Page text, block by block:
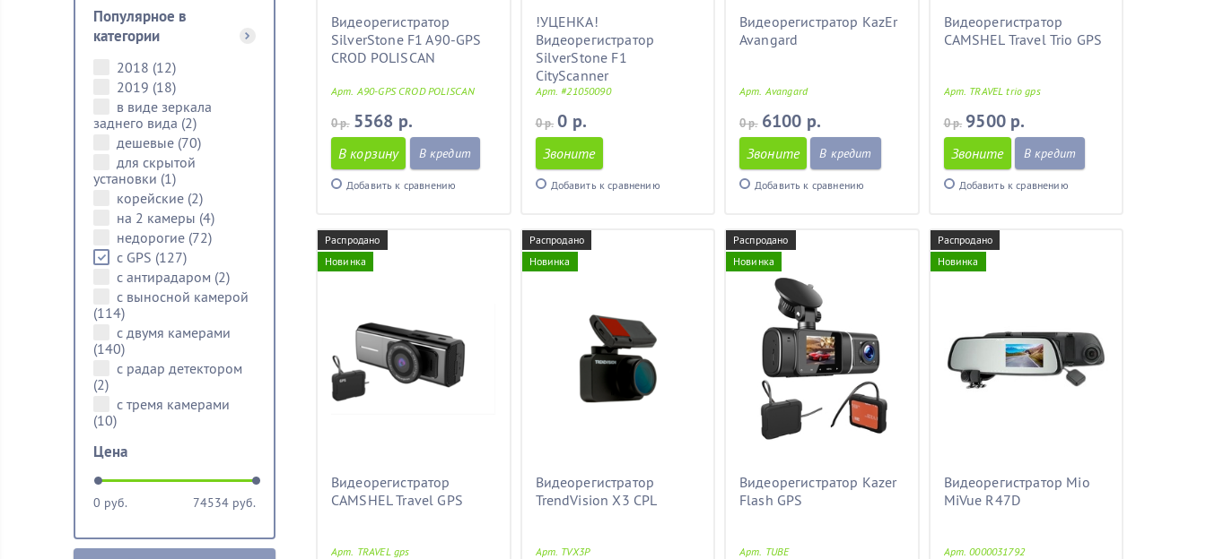
Видеорегистратор
SilverStone F1 A90-GPS
CROD POLISCAN
Арт. A90-GPS CROD POLISCAN
0 р. 5568 р.
В корзину В кредит
Добавить к сравнению
!УЦЕНКА!
Видеорегистратор
SilverStone F1
CityScanner
Арт. #21050090
0 р. 0 р.
Звоните
Добавить к сравнению
Видеорегистратор KazEr
Avangard
Арт. Avangard
0 р. 6100 р.
Звоните В кредит
Добавить к сравнению
Видеорегистратор
CAMSHEL Travel Trio GPS
Арт. TRAVEL trio gps
0 р. 9500 р.
Звоните В кредит
Добавить к сравнению
Распродано
Новинка
Видеорегистратор
CAMSHEL Travel GPS
Арт. TRAVEL gps
Распродано
Новинка
Видеорегистратор
TrendVision X3 CPL
Арт. TVX3P
Распродано
Новинка
Видеорегистратор Kazer
Flash GPS
Арт. TUBE
Распродано
Новинка
Видеорегистратор Mio
MiVue R47D
Арт. 0000031792
Популярное в
категории
2018 (12)
2019 (18)
в виде зеркала
заднего вида (2)
дешевые (70)
для скрытой
установки (1)
корейские (2)
на 2 камеры (4)
недорогие (72)
с GPS (127)
с антирадаром (2)
с выносной камерой
(114)
с двумя камерами
(140)
с радар детектором
(2)
с тремя камерами
(10)
Цена
0 руб. 74534 руб.